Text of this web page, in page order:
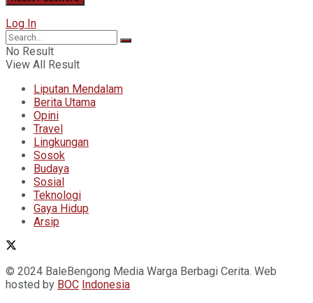
Log In
No Result
View All Result
Liputan Mendalam
Berita Utama
Opini
Travel
Lingkungan
Sosok
Budaya
Sosial
Teknologi
Gaya Hidup
Arsip
© 2024 BaleBengong Media Warga Berbagi Cerita. Web
hosted by BOC Indonesia